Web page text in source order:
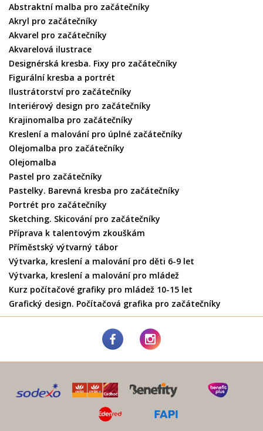
Abstraktní malba pro začátečníky
Akryl pro začátečníky
Akvarel pro začátečníky
Akvarelová ilustrace
Designérská kresba. Fixy pro začátečníky
Figurální kresba a portrét
Ilustrátorství pro začátečníky
Interiérový design pro začátečníky
Krajinomalba pro začátečníky
Kreslení a malování pro úplné začátečníky
Olejomalba pro začátečníky
Olejomalba
Pastel pro začátečníky
Pastelky. Barevná kresba pro začátečníky
Portrét pro začátečníky
Sketching. Skicování pro začátečníky
Příprava k talentovým zkouškám
Příměstský výtvarný tábor
Výtvarka, kreslení a malování pro děti 6-9 let
Výtvarka, kreslení a malování pro mládež
Kurz počítačové grafiky pro mládež 10-15 let
Grafický design. Počítačová grafika pro začátečníky